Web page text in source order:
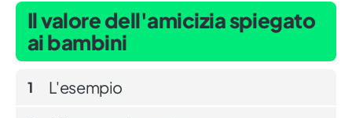
Il valore dell'amicizia spiegato
ai bambini
1 L'esempio